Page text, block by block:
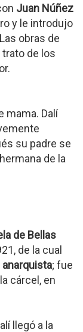
Juan Núñez
y le introdujo
obras de
de los
mama. Dalí
su padre se
de la
de Bellas
de la cual
; fue
cárcel, en
llegó a la